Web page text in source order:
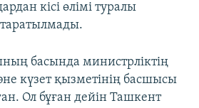
кісі өлімі туралы
басында министрліктің
күзет қызметінің басшысы
Ол бұған дейін Ташкент